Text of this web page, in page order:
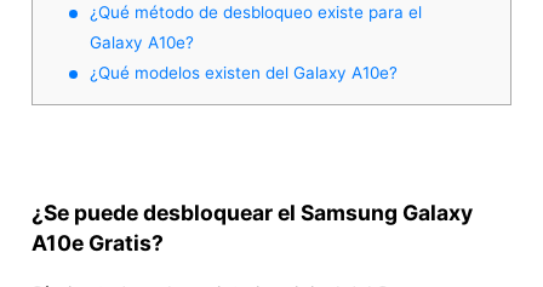
¿Qué método de desbloqueo existe para el
Galaxy A10e?
¿Qué modelos existen del Galaxy A10e?
¿Se puede desbloquear el Samsung Galaxy
A10e Gratis?